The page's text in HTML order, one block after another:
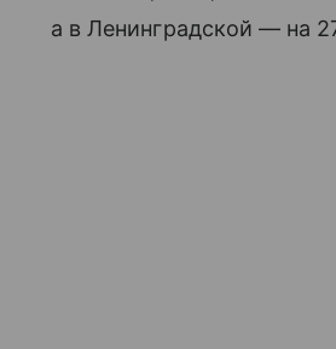
а в Ленинградской — на